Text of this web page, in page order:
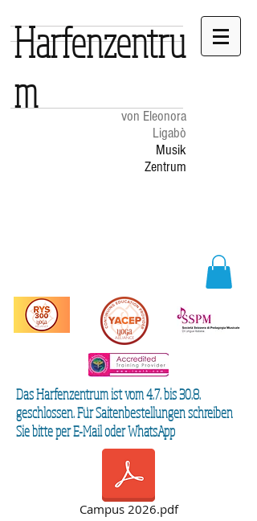
von Eleonora
Ligabò
Musik
Zentrum
Harfenzentru
m
Das Harfenzentrum ist vom 4.7. bis 30.8.
geschlossen. Für Saitenbestellungen schreiben
Sie bitte per E-Mail oder WhatsApp
Campus 2026.pdf